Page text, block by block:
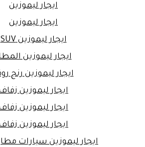
ايجار ليموزين
ايجار ليموزين
ايجار ليموزين SUV
ايجار ليموزين
ايجار ليموزين رنج
ايجار ليموزين
ايجار ليموزين
ايجار ليموزين
ايجار ليموزين سيارات